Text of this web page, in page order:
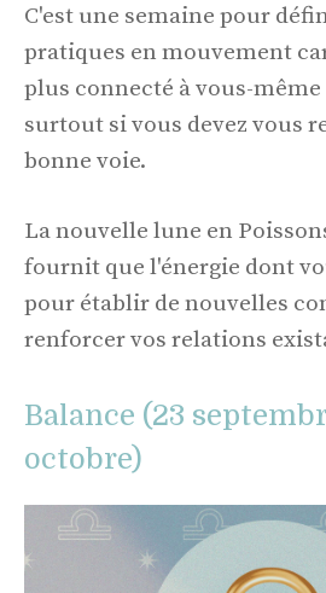
C'est une semaine pour
pratiques en mouvement
plus connecté à vous-
surtout si vous devez vous
bonne voie.
La nouvelle lune en
fournit que l'énergie dont
pour établir de nouvelles
renforcer vos relations
Balance (23
octobre)